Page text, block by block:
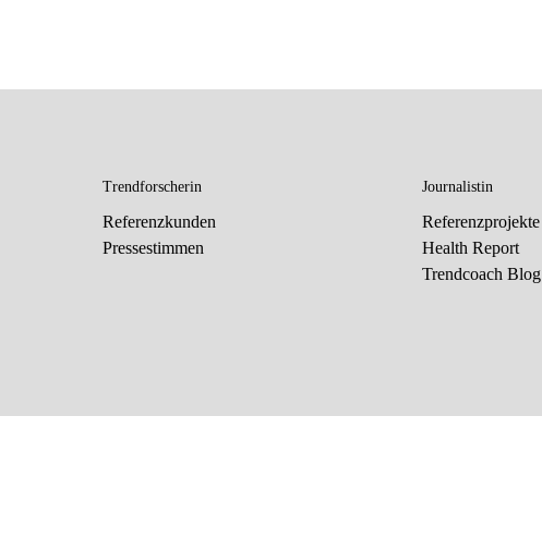
Trendforscherin
Referenzkunden
Pressestimmen
Journalistin
Referenzprojekte
Health Report
Trendcoach Blog